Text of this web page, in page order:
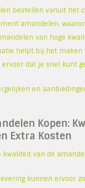
bestellen vanuit het
amandelen,
van hoge
helpt bij het maken
dat je snel kunt
en
Kopen:
Extra Kosten
van de
kunnen ervoor